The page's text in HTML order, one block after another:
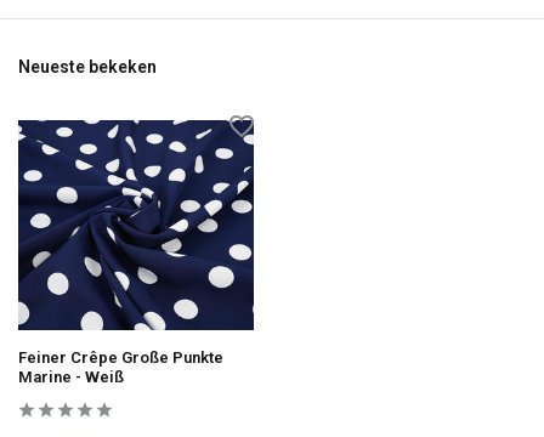
Neueste bekeken
Feiner Crêpe Große Punkte
Marine - Weiß